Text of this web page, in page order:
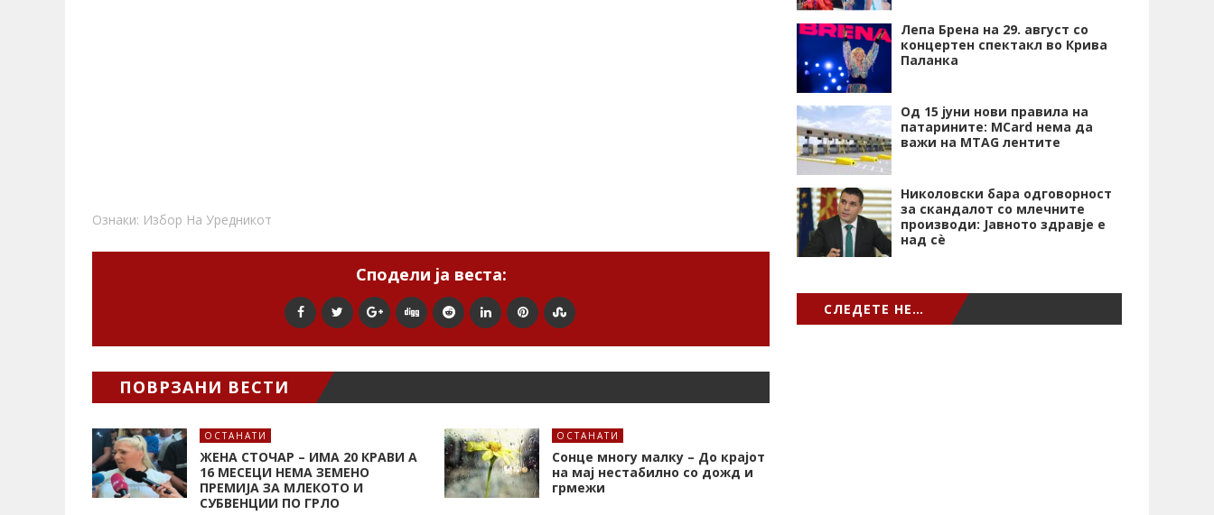
Ознаки: Избор На Уредникот
Сподели ја веста:
ПОВРЗАНИ ВЕСТИ
ОСТАНАТИ
ЖЕНА СТОЧАР – ИМА 20 КРАВИ А
16 МЕСЕЦИ НЕМА ЗЕМЕНО
ПРЕМИЈА ЗА МЛЕКОТО И
СУБВЕНЦИИ ПО ГРЛО
ОСТАНАТИ
Сонце многу малку – До крајот
на мај нестабилно со дожд и
грмежи
Лепа Брена на 29. август со
концертен спектакл во Крива
Паланка
Од 15 јуни нови правила на
патарините: MCard нема да
важи на MTAG лентите
Николовски бара одговорност
за скандалот со млечните
производи: Јавното здравје е
над сѐ
СЛЕДЕТЕ НЕ…